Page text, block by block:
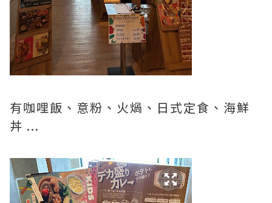
有咖哩飯、意粉、火煱、日式定食、海鮮
丼 ...